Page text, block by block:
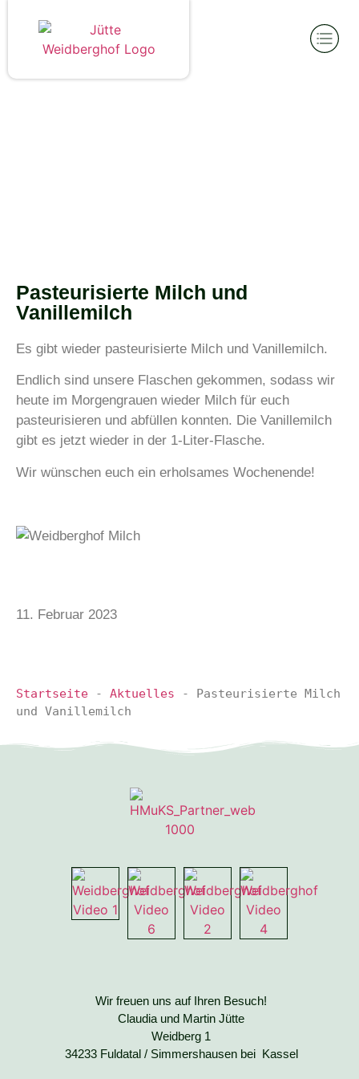
Pasteurisierte Milch und
Vanillemilch
Es gibt wieder pasteurisierte Milch und Vanillemilch.
Endlich sind unsere Flaschen gekommen, sodass wir
heute im Morgengrauen wieder Milch für euch
pasteurisieren und abfüllen konnten. Die Vanillemilch
gibt es jetzt wieder in der 1-Liter-Flasche.
Wir wünschen euch ein erholsames Wochenende!
11. Februar 2023
Startseite - Aktuelles - Pasteurisierte Milch
und Vanillemilch
Wir freuen uns auf Ihren Besuch!
Claudia und Martin Jütte
Weidberg 1
34233 Fuldatal / Simmershausen bei Kassel